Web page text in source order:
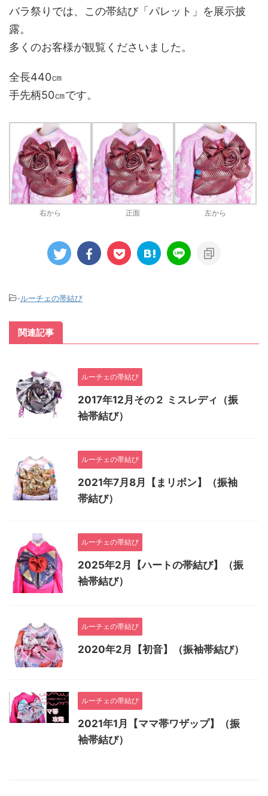
バラ祭りでは、この帯結び「パレット」を展示披
露。
多くのお客様が観覧くださいました。
全長440㎝
手先柄50㎝です。
右から 正面 左から
-ルーチェの帯結び
関連記事
ルーチェの帯結び
2017年12月その２ ミスレディ（振
袖帯結び）
ルーチェの帯結び
2021年7月8月【まリボン】（振袖
帯結び）
ルーチェの帯結び
2025年2月【ハートの帯結び】（振
袖帯結び）
ルーチェの帯結び
2020年2月【初音】（振袖帯結び）
ルーチェの帯結び
2021年1月【ママ帯ワザップ】（振
袖帯結び）